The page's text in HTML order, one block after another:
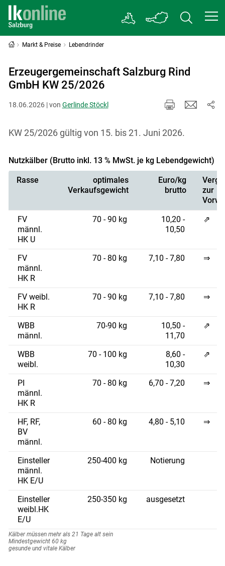
Markt & Preise Lebendrinder
Erzeugergemeinschaft Salzburg Rind
GmbH KW 25/2026
18.06.2026 | von Gerlinde Stöckl
KW 25/2026 gültig von 15. bis 21. Juni 2026.
Nutzkälber (Brutto inkl. 13 % MwSt. je kg Lebendgewicht)
Rasse
optimales
Verkaufsgewicht
Euro/kg
brutto
zur
FV
männl.
HK U
70 - 90 kg
10,20 -
10,50
⇗
FV
männl.
HK R
70 - 80 kg 7,10 - 7,80 ⇒
FV weibl.
HK R
70 - 90 kg 7,10 - 7,80 ⇒
WBB
männl.
70-90 kg
10,50 -
11,70
⇗
WBB
weibl.
70 - 100 kg
8,60 -
10,30
⇗
PI
männl.
HK R
70 - 80 kg 6,70 - 7,20 ⇒
HF, RF,
BV
männl.
60 - 80 kg 4,80 - 5,10 ⇒
Einsteller
männl.
HK E/U
250-400 kg Notierung
Einsteller
weibl.HK
E/U
250-350 kg ausgesetzt
Kälber müssen mehr als 21 Tage alt sein
Mindestgewicht 60 kg
gesunde und vitale Kälber